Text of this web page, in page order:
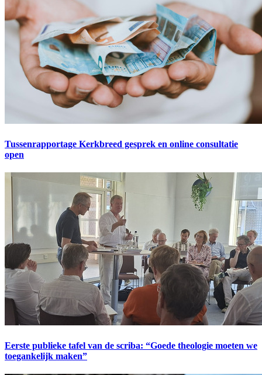
Tussenrapportage Kerkbreed gesprek en online consultatie
open
Eerste publieke tafel van de scriba: “Goede theologie moeten we
toegankelijk maken”